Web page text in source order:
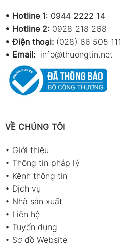
• Hotline 1: 0944 2222 14
• Hotline 2: 0928 218 268
• Điện thoại: (028) 66 505 111
• Email: info@thuongtin.net
VỀ CHÚNG TÔI
• Giới thiệu
• Thông tin pháp lý
• Kênh thông tin
• Dịch vụ
• Nhà sản xuất
• Liên hệ
• Tuyển dụng
• Sơ đồ Website